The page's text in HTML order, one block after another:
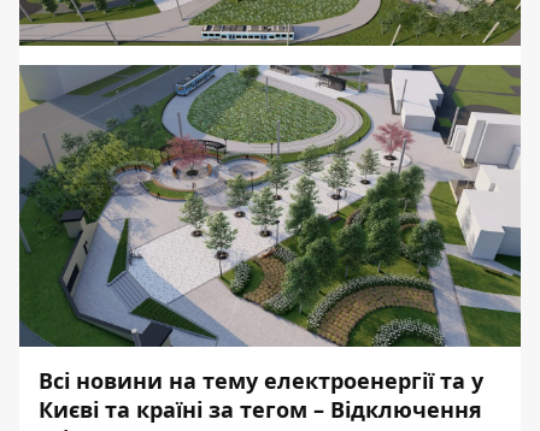
Всі новини на тему електроенергії та у
Києві та країні за тегом – Відключення